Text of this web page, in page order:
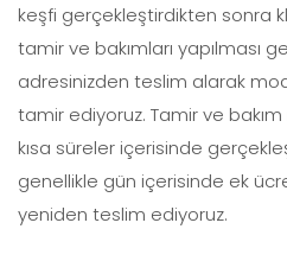
keşfi gerçekleştirdikten sonra
tamir ve bakımları yapılması
adresinizden teslim alarak
tamir ediyoruz. Tamir ve
kısa süreler içerisinde
genellikle gün içerisinde ek
yeniden teslim ediyoruz.